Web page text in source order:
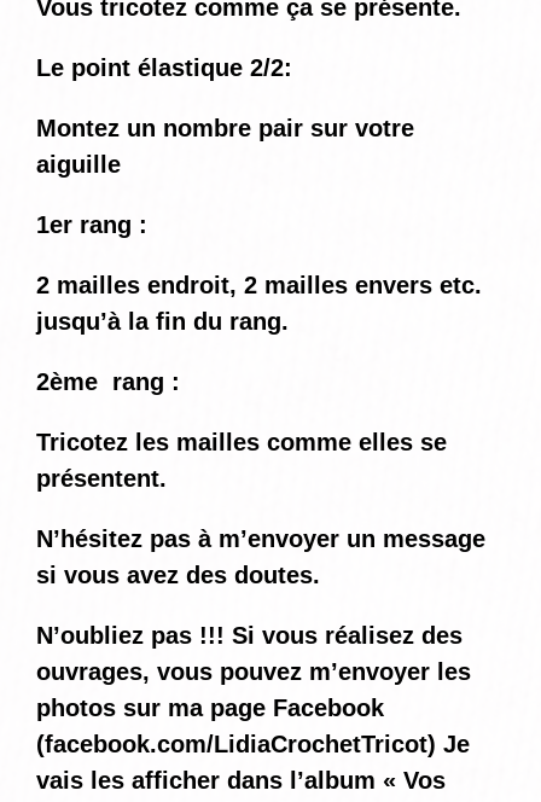
Vous tricotez comme ça se présente.
Le point élastique 2/2:
Montez un nombre pair sur votre
aiguille
1er rang :
2 mailles endroit, 2 mailles envers etc.
jusqu’à la fin du rang.
2ème rang :
Tricotez les mailles comme elles se
présentent.
N’hésitez pas à m’envoyer un message
si vous avez des doutes.
N’oubliez pas !!! Si vous réalisez des
ouvrages, vous pouvez m’envoyer les
photos sur ma page Facebook
(facebook.com/LidiaCrochetTricot) Je
vais les afficher dans l’album « Vos